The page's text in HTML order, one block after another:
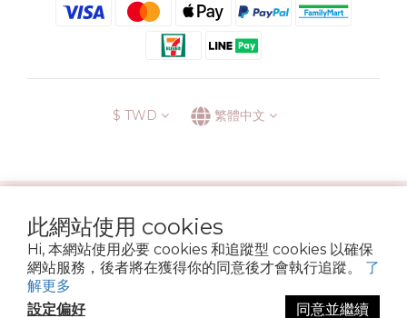
此網站使用 cookies
Hi, 本網站使用必要 cookies 和追蹤型 cookies 以確保
網站服務，後者將在獲得你的同意後才會執行追蹤。 了
解更多
設定偏好
同意並繼續
$ TWD 繁體中文
運送方式
退換貨政策 條款與細則
Copyright © 2022 6street. All rights reserved.
營業登記名稱 六街生活文具房 72314705